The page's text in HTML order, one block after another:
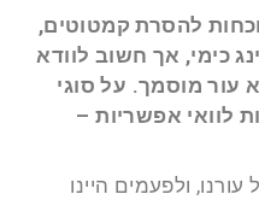
להסרת קמטוטים,
כימי, אך חשוב לוודא
עור מוסמך. על סוגי
לוואי אפשריות –
ולפעמים היינו